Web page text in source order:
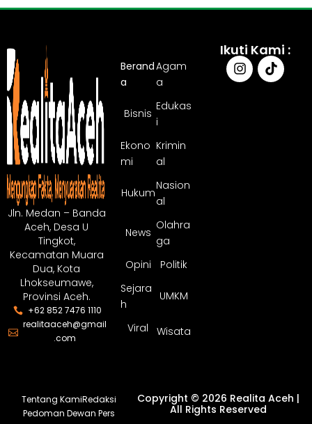
Jln. Medan – Banda
Aceh, Desa U
Tingkot,
Kecamatan Muara
Dua, Kota
Lhokseumawe,
Provinsi Aceh.
+62 852 7476 1110
realitaaceh@gmail
.com
Berand
a
Agam
a
Bisnis
Edukas
i
Ekono
mi
Krimin
al
Hukum
Nasion
al
News
Olahra
ga
Opini
Politik
Sejara
h
UMKM
Viral Wisata
Ikuti Kami :
Tentang KamiRedaksi
Pedoman Dewan Pers
Copyright © 2026 Realita Aceh |
All Rights Reserved